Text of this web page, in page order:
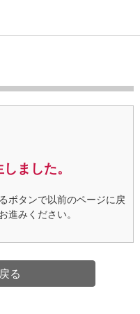
ました。
ボタンで以前のページに戻
進みください。
る